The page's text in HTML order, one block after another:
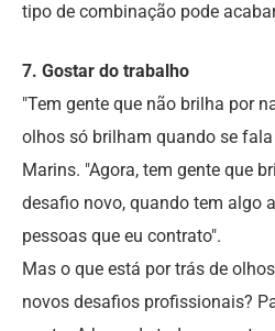
tipo de combinação pode
7. Gostar do trabalho
"Tem gente que não brilha por
olhos só brilham quando se
Marins. "Agora, tem gente que
desafio novo, quando tem algo
pessoas que eu contrato".
Mas o que está por trás de
novos desafios profissionais?